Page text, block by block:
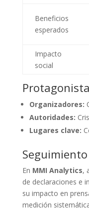
Beneficios
esperados
Impacto
social
Organizadores:
Autoridades:
Lugares clave:
En MMI Analytics,
de declaraciones e
su impacto en
medición